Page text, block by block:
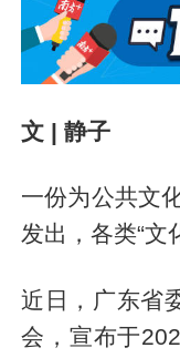
文 | 静子
一份为公共文
发出，各类“文
近日，广东省
会，宣布于